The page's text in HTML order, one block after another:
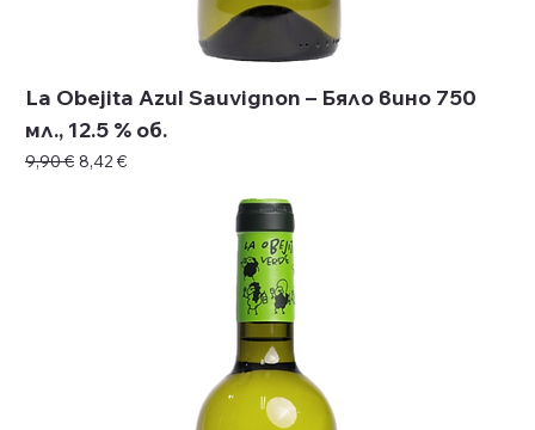
La Obejita Azul Sauvignon – Бяло вино 750
мл., 12.5 % об.
Редовна цена
9,90 € Продажна цена
8,42 €